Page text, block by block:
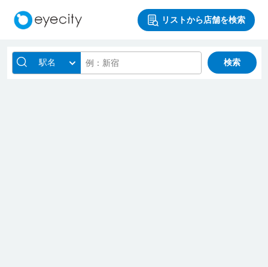
リストから店舗を検索
駅名 検索